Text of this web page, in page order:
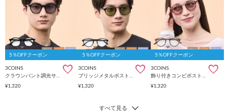
5％OFFクーポン
3COINS
¥1,320
5％OFFクーポン
3COINS
¥1,320
5％OFFクーポン
3COINS
¥1,320